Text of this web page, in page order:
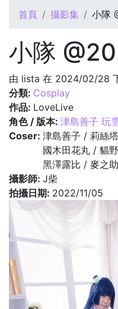
您在這裡
首頁 攝影集 小隊
小隊
由 lista 在 2024/02/28
分類: Cosplay
作品: LoveLive
角色 / 版本: 津島善子 玩
Coser: 津島善子 / 莉絲塔
國木田花丸 / 貓野
黑澤露比 / 麥之助
攝影師: J柴
拍攝日期: 2022/11/05